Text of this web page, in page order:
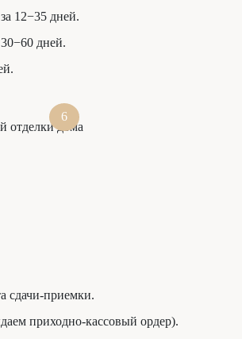
12−35 дней.
дней.
6
сдачи-приемки.
приходно-кассовый ордер).